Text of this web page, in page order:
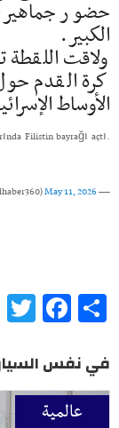
حضور
الكبير.
ولاقت اللقطة
كرة القدم
الأوساط
Filistin bayrağı açtı.
— Güncel Haber (@Guncelhaber360)
May 11, 2026
Share
في نفس
عالمية